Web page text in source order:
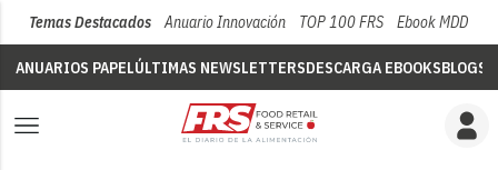
Temas Destacados Anuario Innovación TOP 100 FRS Ebook MDD
ANUARIOS PAPELÚLTIMAS NEWSLETTERSDESCARGA EBOOKSBLOGS